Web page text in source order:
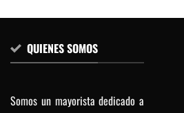
QUIENES SOMOS
Somos un mayorista dedicado a